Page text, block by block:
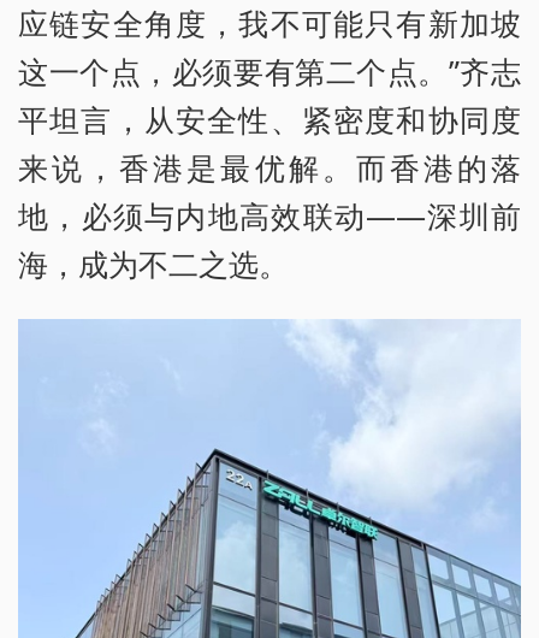
应链安全角度，我不可能只有新加坡
这一个点，必须要有第二个点。”齐志
平坦言，从安全性、紧密度和协同度
来说，香港是最优解。而香港的落
地，必须与内地高效联动——深圳前
海，成为不二之选。